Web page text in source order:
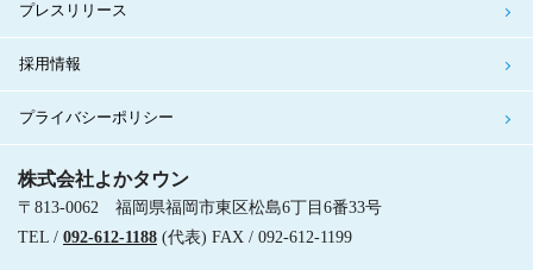
プレスリリース
採用情報
プライバシーポリシー
株式会社よかタウン
〒813-0062 福岡県福岡市東区松島6丁目6番33号
TEL / 092-612-1188 (代表) FAX / 092-612-1199